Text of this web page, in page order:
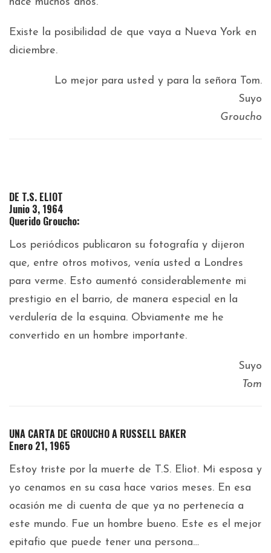
Existe la posibilidad de que vaya a Nueva York en
diciembre.
Lo mejor para usted y para la señora Tom.
Suyo
Groucho
DE T.S. ELIOT
Junio 3, 1964
Querido Groucho:
Los periódicos publicaron su fotografía y dijeron
que, entre otros motivos, venía usted a Londres
para verme. Esto aumentó considerablemente mi
prestigio en el barrio, de manera especial en la
verdulería de la esquina. Obviamente me he
convertido en un hombre importante.
Suyo
Tom
UNA CARTA DE GROUCHO A RUSSELL BAKER
Enero 21, 1965
Estoy triste por la muerte de T.S. Eliot. Mi esposa y
yo cenamos en su casa hace varios meses. En esa
ocasión me di cuenta de que ya no pertenecía a
este mundo. Fue un hombre bueno. Este es el mejor
epitafio que puede tener una persona…